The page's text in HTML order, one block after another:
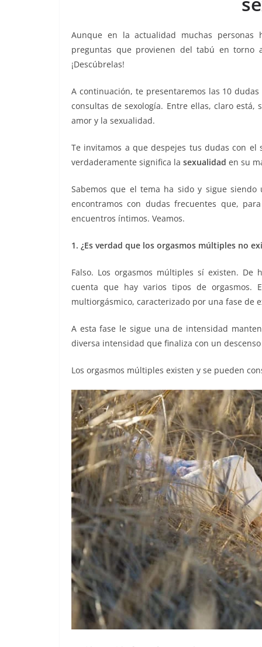
Aunque en la actualidad muchas
preguntas que provienen del tabú en torno
¡Descúbrelas!
A continuación, te presentaremos las 10
consultas de sexología. Entre ellas, claro
amor y la sexualidad.
Te invitamos a que despejes tus dudas con
verdaderamente significa la sexualidad en su
Sabemos que el tema ha sido y sigue
encontramos con dudas frecuentes que,
encuentros íntimos. Veamos.
1. ¿Es verdad que los orgasmos múltiples no
Falso. Los orgasmos múltiples sí existen. De
cuenta que hay varios tipos de orgasmos.
multiorgásmico, caracterizado por una fase de
A esta fase le sigue una de intensidad
diversa intensidad que finaliza con un
Los orgasmos múltiples existen y se pueden